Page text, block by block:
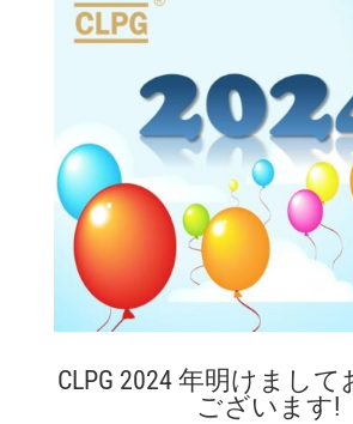
CLPG 2024 年明けまし
ございます!